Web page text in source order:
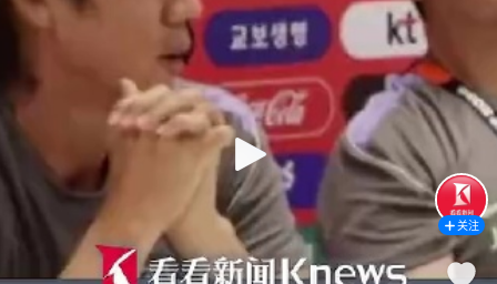
关注